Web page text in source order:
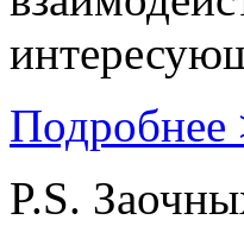
Подробнее
P.S.